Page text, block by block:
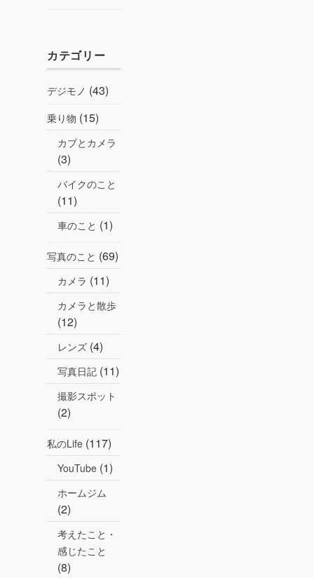
カテゴリー
デジモノ (43)
乗り物 (15)
カブとカメラ
(3)
バイクのこと
(11)
車のこと (1)
写真のこと (69)
カメラ (11)
カメラと散歩
(12)
レンズ(4)
写真日記(11)
撮影スポット
(2)
私のLife(117)
YouTube(1)
ホームジム
(2)
考えたこと・
感じたこと
(8)